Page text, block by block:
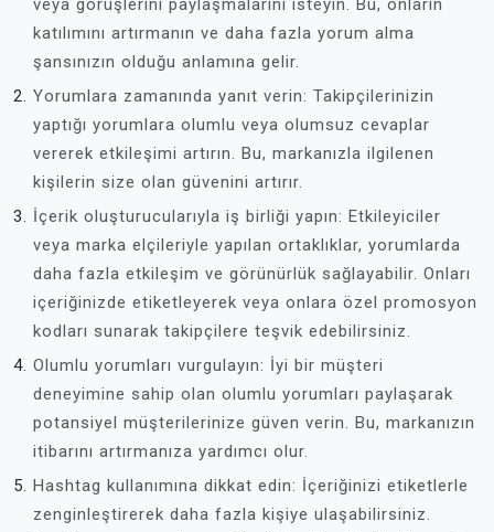
veya görüşlerini paylaşmalarını isteyin. Bu, onların
katılımını artırmanın ve daha fazla yorum alma
şansınızın olduğu anlamına gelir.
Yorumlara zamanında yanıt verin: Takipçilerinizin
yaptığı yorumlara olumlu veya olumsuz cevaplar
vererek etkileşimi artırın. Bu, markanızla ilgilenen
kişilerin size olan güvenini artırır.
İçerik oluşturucularıyla iş birliği yapın: Etkileyiciler
veya marka elçileriyle yapılan ortaklıklar, yorumlarda
daha fazla etkileşim ve görünürlük sağlayabilir. Onları
içeriğinizde etiketleyerek veya onlara özel promosyon
kodları sunarak takipçilere teşvik edebilirsiniz.
Olumlu yorumları vurgulayın: İyi bir müşteri
deneyimine sahip olan olumlu yorumları paylaşarak
potansiyel müşterilerinize güven verin. Bu, markanızın
itibarını artırmanıza yardımcı olur.
Hashtag kullanımına dikkat edin: İçeriğinizi etiketlerle
zenginleştirerek daha fazla kişiye ulaşabilirsiniz.